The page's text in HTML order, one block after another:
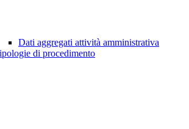
Dati aggregati attività amministrativa
di procedimento